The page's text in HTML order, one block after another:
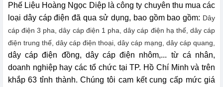
Phế Liệu Hoàng Ngọc Diệp là công ty chuyên thu mua các
loại dây cáp điện đã qua sử dụng, bao gồm bao gồm: Dây
cáp điện 3 pha,dây cáp điện 1 pha, dây cáp điện hạ thế,dây cáp
điện trung thế, dây cáp điện thoại,dây cáp mạng,dây cáp quang,
dây cáp điện đồng, dây cáp điện nhôm,... từ cá nhân,
doanh nghiệp hay các tổ chức tại TP. Hồ Chí Minh và trên
khắp 63 tỉnh thành. Chúng tôi cam kết cung cấp mức giá